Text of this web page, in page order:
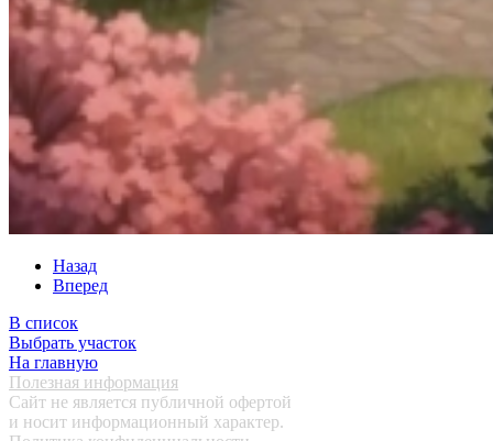
Назад
Вперед
В список
Выбрать участок
На главную
Полезная информация
Сайт не является публичной офертой
и носит информационный характер.